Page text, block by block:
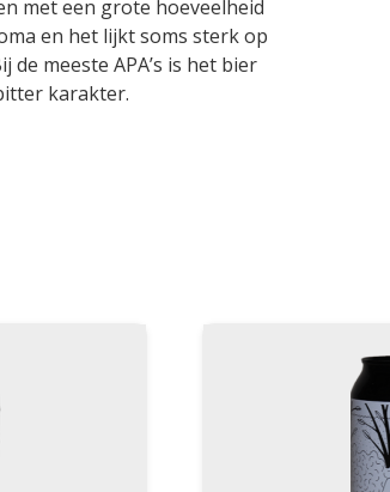
met een grote hoeveelheid
en het lijkt soms sterk op
meeste APA’s is het bier
karakter.